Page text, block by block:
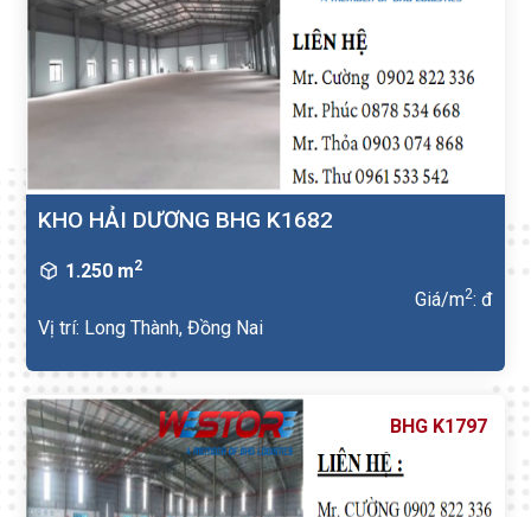
KHO HẢI DƯƠNG BHG K1682
1.250 m2
Giá/m2: đ
Vị trí: Long Thành, Đồng Nai
BHG K1797